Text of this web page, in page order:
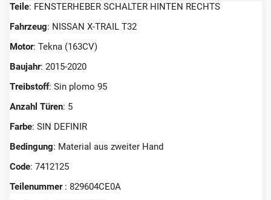
Teile: FENSTERHEBER SCHALTER HINTEN RECHTS
Fahrzeug: NISSAN X-TRAIL T32
Motor: Tekna (163CV)
Baujahr: 2015-2020
Treibstoff: Sin plomo 95
Anzahl Türen: 5
Farbe: SIN DEFINIR
Bedingung: Material aus zweiter Hand
Code: 7412125
Teilenummer : 829604CE0A